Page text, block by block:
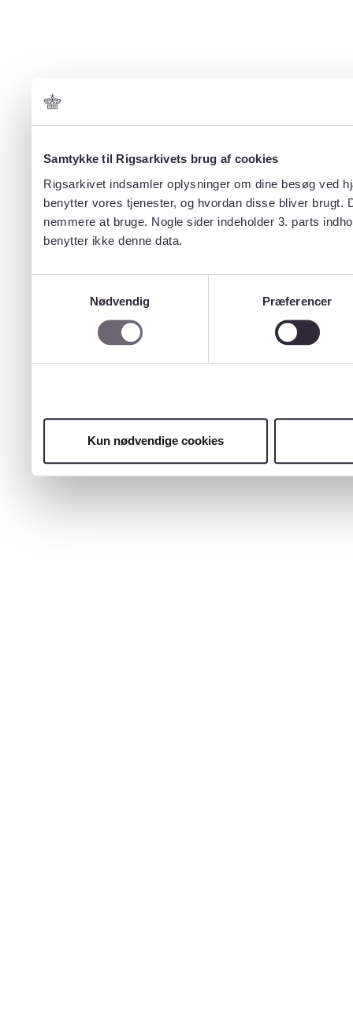
Samtykke til Rigsarkivets brug af cookies
Rigsarkivet indsamler oplysninger om dine besøg ved
benytter vores tjenester, og hvordan disse bliver
nemmere at bruge. Nogle sider indeholder 3. parts
benytter ikke denne data.
Nødvendig
Præferencer
Kun nødvendige cookies